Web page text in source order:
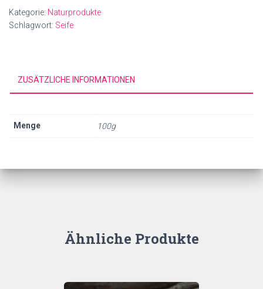
Kategorie: Naturprodukte
Schlagwort: Seife
ZUSÄTZLICHE INFORMATIONEN
Menge 100g
Ähnliche Produkte